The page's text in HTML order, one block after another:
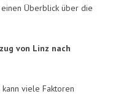
Überblick über die
von Linz nach
viele Faktoren